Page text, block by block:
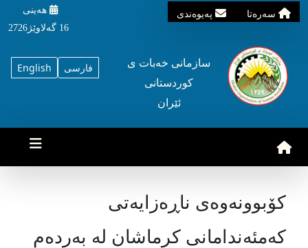
سه‌ره‌تا په‌یوه‌ندی
هه‌ینی
16 گه‌لاوێژ2726
English فارسی
سازمانی خه‌بات ی
کوردستانی
ئێران
کۆبوونەوەی ناڕەزایەتی
کەمئەندامانی کرماشان لە بەردەم